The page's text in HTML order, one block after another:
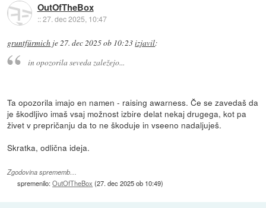
OutOfTheBox
::27. dec 2025, 10:47
gruntfürmich je27. dec 2025 ob 10:23izjavil:
in opozorila seveda zaležejo...
Ta opozorila imajo en namen - raising awarness. Če se zavedaš da
je škodljivo imaš vsaj možnost izbire delat nekaj drugega, kot pa
živet v prepričanju da to ne škoduje in vseeno nadaljuješ.
Skratka, odlična ideja.
Zgodovina sprememb…
spremenilo:OutOfTheBox (27. dec 2025 ob 10:49)